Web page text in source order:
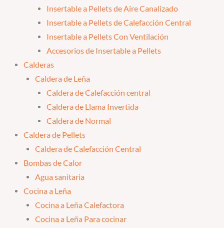
Insertable a Pellets de Aire Canalizado
Insertable a Pellets de Calefacción Central
Insertable a Pellets Con Ventilación
Accesorios de Insertable a Pellets
Calderas
Caldera de Leña
Caldera de Calefacción central
Caldera de Llama Invertida
Caldera de Normal
Caldera de Pellets
Caldera de Calefacción Central
Bombas de Calor
Agua sanitaria
Cocina a Leña
Cocina a Leña Calefactora
Cocina a Leña Para cocinar